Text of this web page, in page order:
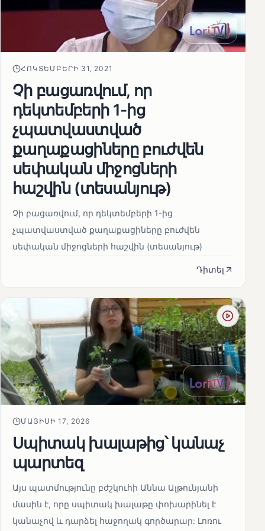
ՀՈԿՏԵՄԲԵՐԻ 31, 2021
Չի բացառվում, որ
դեկտեմբերի 1-ից
չպատվաստված
քաղաքացիները բուժվեն
սեփական միջոցների
հաշվին (տեսանյութ)
Չի բացառվում, որ դեկտեմբերի 1-ից
չպատվաստված քաղաքացիները բուժվեն
սեփական միջոցների հաշվին (տեսանյութ)
Դիտել
ՄԱՅԻՍԻ 17, 2026
Սպիտակ խալաթից՝ կանաչ
պարտեզ
Այս պատմությունը բժշկուհի Աննա Ալթունյանի
մասին է, որը սպիտակ խալաթը փոխարինել է
կանաչով և դարձել հաջողակ գործարար: Լոռու